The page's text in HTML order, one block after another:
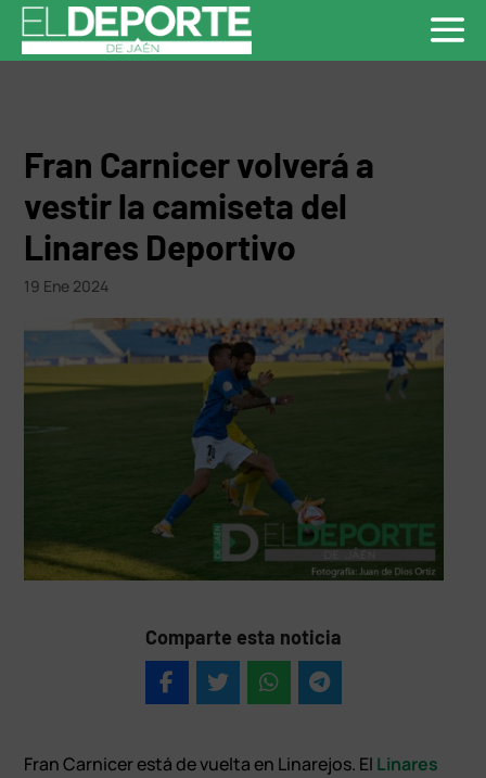
Fran Carnicer volverá a
vestir la camiseta del
Linares Deportivo
19 Ene 2024
Comparte esta noticia
Fran Carnicer está de vuelta en Linarejos. El Linares